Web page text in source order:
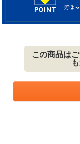
この商品は